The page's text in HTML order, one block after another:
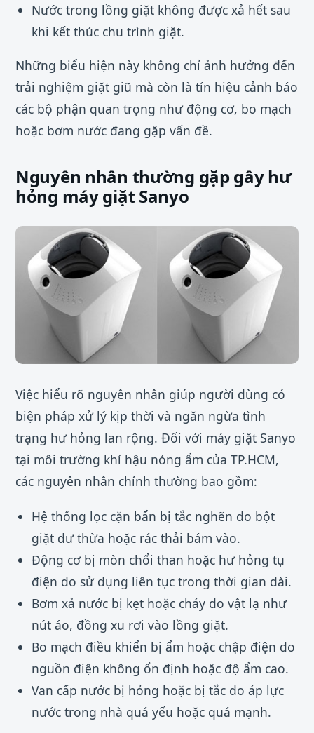
Nước trong lồng giặt không được xả hết sau
khi kết thúc chu trình giặt.
Những biểu hiện này không chỉ ảnh hưởng đến
trải nghiệm giặt giũ mà còn là tín hiệu cảnh báo
các bộ phận quan trọng như động cơ, bo mạch
hoặc bơm nước đang gặp vấn đề.
Nguyên nhân thường gặp gây hư
hỏng máy giặt Sanyo
Việc hiểu rõ nguyên nhân giúp người dùng có
biện pháp xử lý kịp thời và ngăn ngừa tình
trạng hư hỏng lan rộng. Đối với máy giặt Sanyo
tại môi trường khí hậu nóng ẩm của TP.HCM,
các nguyên nhân chính thường bao gồm:
Hệ thống lọc cặn bẩn bị tắc nghẽn do bột
giặt dư thừa hoặc rác thải bám vào.
Động cơ bị mòn chổi than hoặc hư hỏng tụ
điện do sử dụng liên tục trong thời gian dài.
Bơm xả nước bị kẹt hoặc cháy do vật lạ như
nút áo, đồng xu rơi vào lồng giặt.
Bo mạch điều khiển bị ẩm hoặc chập điện do
nguồn điện không ổn định hoặc độ ẩm cao.
Van cấp nước bị hỏng hoặc bị tắc do áp lực
nước trong nhà quá yếu hoặc quá mạnh.